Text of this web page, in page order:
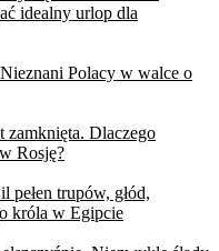
idealny urlop dla
Polacy w walce o
zamknięta. Dlaczego
Rosję?
trupów, głód,
króla w Egipcie